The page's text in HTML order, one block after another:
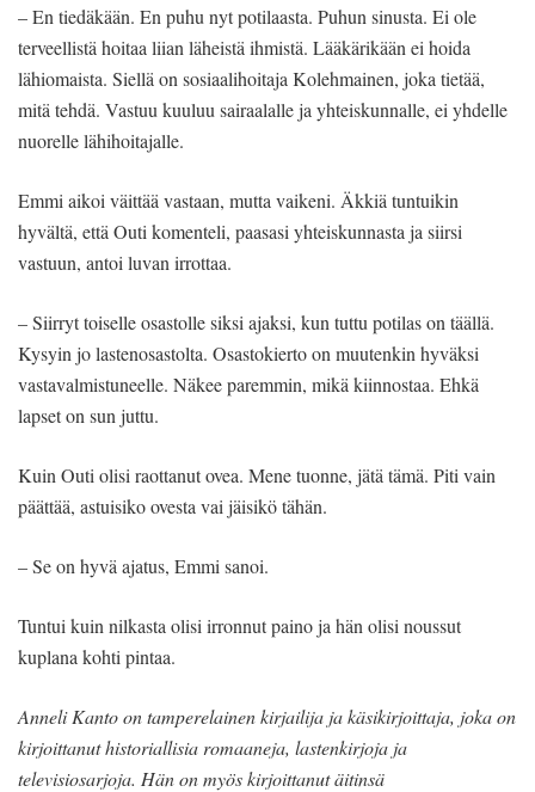
– En tiedäkään. En puhu nyt potilaasta. Puhun sinusta. Ei ole
terveellistä hoitaa liian läheistä ihmistä. Lääkärikään ei hoida
lähiomaista. Siellä on sosiaalihoitaja Kolehmainen, joka tietää,
mitä tehdä. Vastuu kuuluu sairaalalle ja yhteiskunnalle, ei yhdelle
nuorelle lähihoitajalle.
Emmi aikoi väittää vastaan, mutta vaikeni. Äkkiä tuntuikin
hyvältä, että Outi komenteli, paasasi yhteiskunnasta ja siirsi
vastuun, antoi luvan irrottaa.
– Siirryt toiselle osastolle siksi ajaksi, kun tuttu potilas on täällä.
Kysyin jo lastenosastolta. Osastokierto on muutenkin hyväksi
vastavalmistuneelle. Näkee paremmin, mikä kiinnostaa. Ehkä
lapset on sun juttu.
Kuin Outi olisi raottanut ovea. Mene tuonne, jätä tämä. Piti vain
päättää, astuisiko ovesta vai jäisikö tähän.
– Se on hyvä ajatus, Emmi sanoi.
Tuntui kuin nilkasta olisi irronnut paino ja hän olisi noussut
kuplana kohti pintaa.
Anneli Kanto on tamperelainen kirjailija ja käsikirjoittaja, joka on
kirjoittanut historiallisia romaaneja, lastenkirjoja ja
televisiosarjoja. Hän on myös kirjoittanut äitinsä